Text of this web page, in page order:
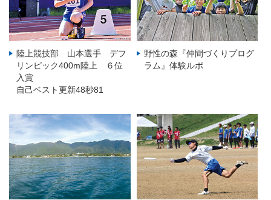
陸上競技部 山本選手 デフ
リンピック400m陸上 ６位
入賞
自己ベスト更新48秒81
野性の森『仲間づくりプログ
ラム』体験ルポ